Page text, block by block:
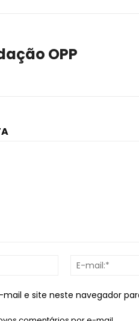
OPP
Nome:*
e site neste navegador